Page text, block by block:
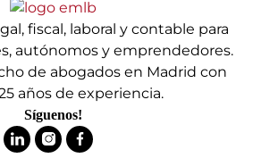
fiscal, laboral y contable para
autónomos y emprendedores.
de abogados en Madrid con
años de experiencia.
Síguenos!